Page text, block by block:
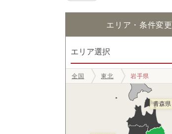
エリア・条件変更
エリア選択
全国 東北 岩手県
青森県